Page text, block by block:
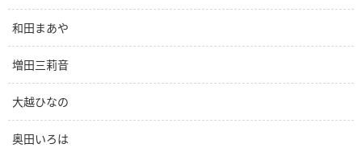
和田まあや
増田三莉音
大越ひなの
奥田いろは